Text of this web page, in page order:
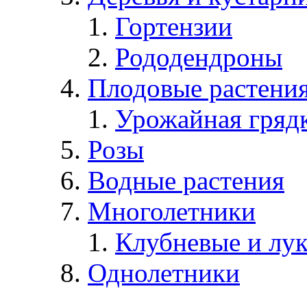
Гортензии
Рододендроны
Плодовые
Урожайная
Розы
Водные растения
Многолетники
Клубневые и
Однолетники